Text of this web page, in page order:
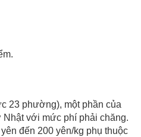
23 phường), một phần của
Nhật với mức phí phải chăng.
đến 200 yên/kg phụ thuộc